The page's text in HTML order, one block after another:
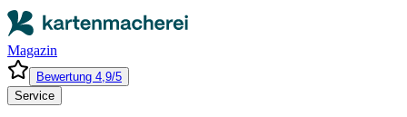
Magazin
Bewertung 4,9/5
Service